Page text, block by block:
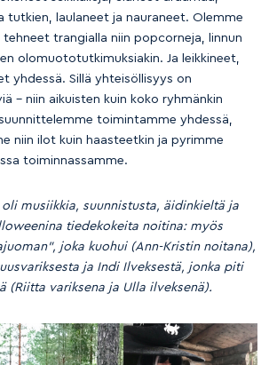
tutkien, laulaneet ja nauraneet. Olemme
trangialla niin popcorneja, linnun
olomuototutkimuksiakin. Ja leikkineet,
yhdessä. Sillä yhteisöllisyys on
– niin aikuisten kuin koko ryhmänkin
toimintamme yhdessä,
niin ilot kuin haasteetkin ja pyrimme
toiminnassamme.
musiikkia, suunnistusta, äidinkieltä ja
tiedekokeita noitina: myös
joka kuohui (Ann-Kristin noitana),
ja Indi Ilveksestä, jonka piti
(Riitta variksena ja Ulla ilveksenä).